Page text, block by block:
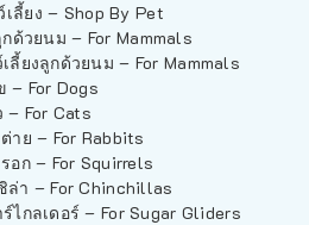
ลี้ยง – Shop By Pet
ด้วยนม – For Mammals
ลี้ยงลูกด้วยนม – For Mammals
– For Dogs
– For Cats
าย – For Rabbits
อก – For Squirrels
า – For Chinchillas
ไกลเดอร์ – For Sugar Gliders